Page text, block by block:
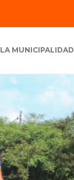
LA MUNICIPALIDAD